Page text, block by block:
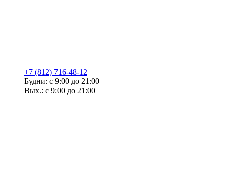
+7 (812) 716-48-12
Будни: с 9:00 до 21:00
Вых.: с 9:00 до 21:00